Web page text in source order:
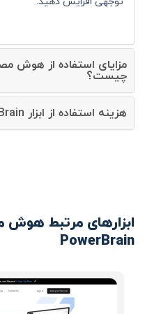
چیست؟
هزینه استفاده از ابزار AI Chat PowerBrain چقدر است؟
PowerBrain